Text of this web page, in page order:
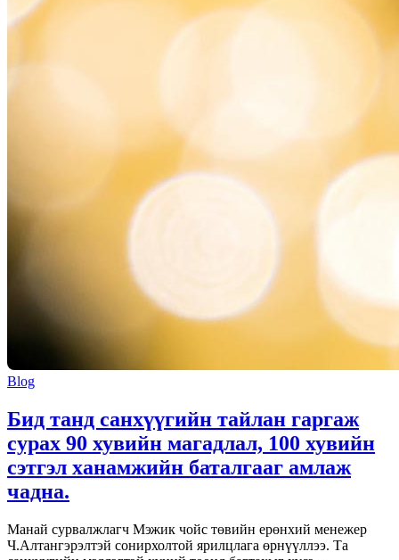
Blog
Бид танд санхүүгийн тайлан гаргаж
сурах 90 хувийн магадлал, 100 хувийн
сэтгэл ханамжийн баталгааг амлаж
чадна.
Манай сурвалжлагч Мэжик чойс төвийн ерөнхий менежер
Ч.Алтангэрэлтэй сонирхолтой ярилцлага өрнүүллээ. Та